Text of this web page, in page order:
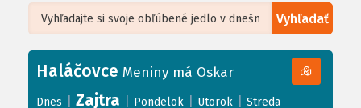
Vyhľadať
+
−
Leaflet| ©OpenStreetMap, Tiles courtesy ofHumanitarian OpenStreetMap
Haláčovce Meniny má Oskar
Dnes Zajtra Pondelok Utorok Streda